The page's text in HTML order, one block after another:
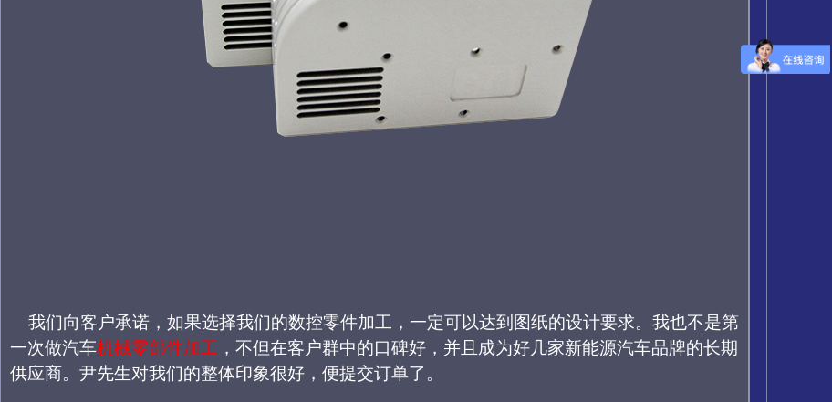
我们向客户承诺，如果选择我们的数控零件加工，一定可以达到图纸的设计要求。我也不是第
一次做汽车机械零部件加工 ， 不但在客户群中的口碑好，并且 成为好几家新能源汽车品牌的长期
供应商。尹先生对我们的整体印象很好， 便提交订单了。